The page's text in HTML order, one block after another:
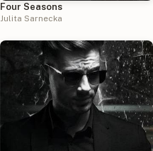
Four Seasons
Julita Sarnecka